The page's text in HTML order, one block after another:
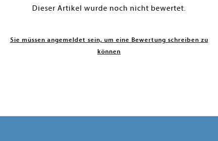
Dieser Artikel wurde noch nicht bewertet.
Sie müssen angemeldet sein, um eine Bewertung schreiben zu
können